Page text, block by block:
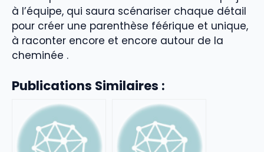
à l’équipe, qui saura scénariser chaque détail
pour créer une parenthèse féérique et unique,
à raconter encore et encore autour de la
cheminée .
Publications Similaires :